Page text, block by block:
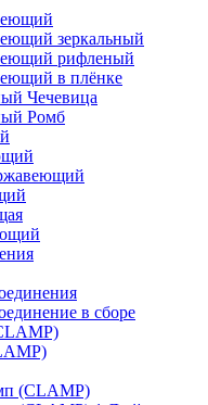
зеркальный
рифленый
в плёнке
Чечевица
Ромб
в сборе
(CLAMP)